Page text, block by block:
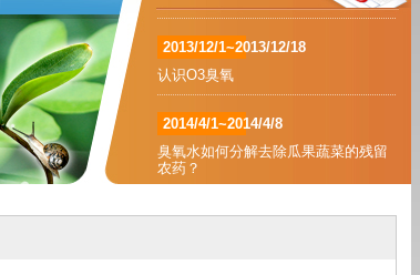
2013/12/1~2013/12/18
认识O3臭氧
2014/4/1~2014/4/8
臭氧水如何分解去除瓜果蔬菜的残留
农药？